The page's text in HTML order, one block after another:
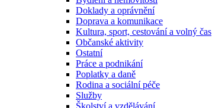
Doklady a oprávnění
Doprava a komunikace
Kultura, sport, cestování a volný čas
Občanské aktivity
Ostatní
Práce a podnikání
Poplatky a daně
Rodina a sociální péče
Služby
Školství a vzdělávání